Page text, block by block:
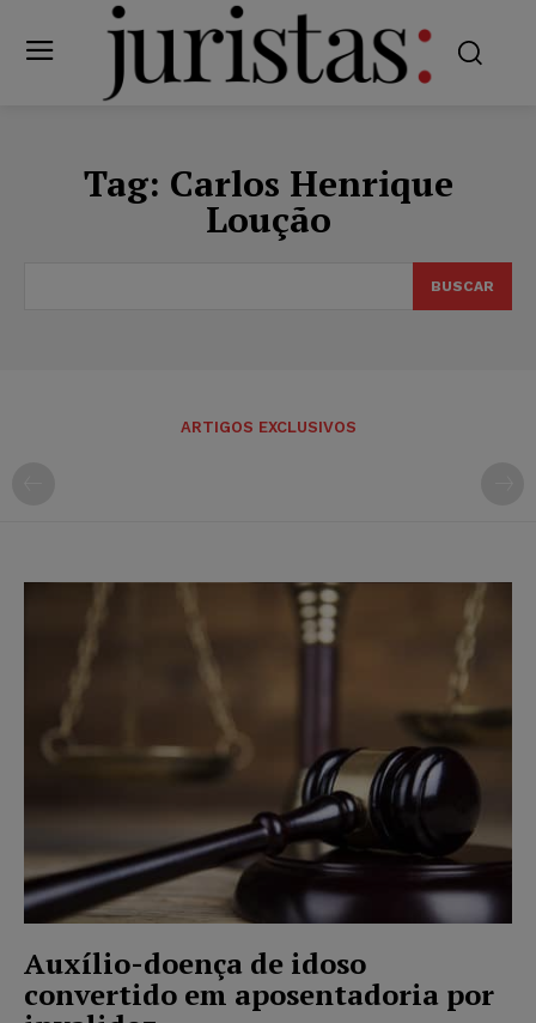
Tag: Carlos Henrique
Loução
BUSCAR
ARTIGOS EXCLUSIVOS
Auxílio-doença de idoso
convertido em aposentadoria por